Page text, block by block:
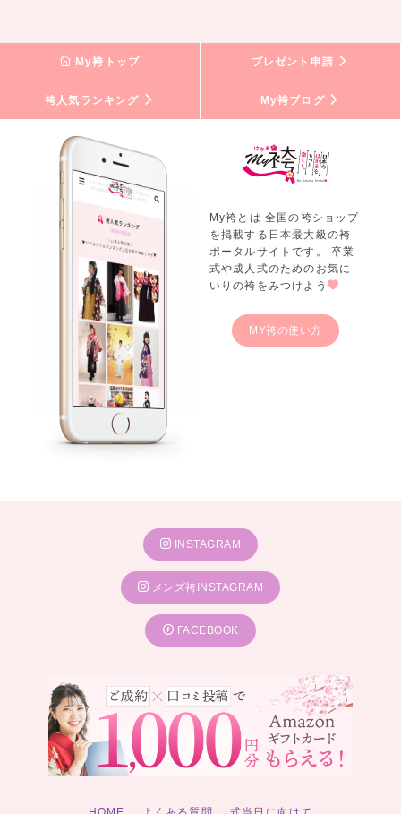
My袴トップ プレゼント申請
袴人気ランキング My袴ブログ
My袴とは 全国の袴ショップ
を掲載する日本最大級の袴
ポータルサイトです。 卒業
式や成人式のためのお気に
いりの袴をみつけよう
MY袴の使い方
INSTAGRAM
メンズ袴INSTAGRAM
FACEBOOK